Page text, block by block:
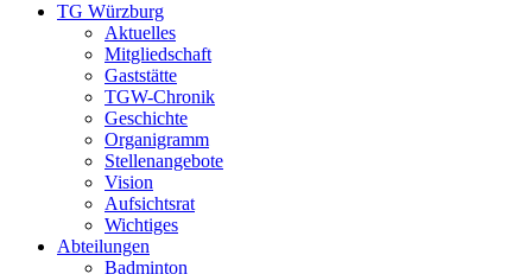
TG Würzburg
Aktuelles
Mitgliedschaft
Gaststätte
TGW-Chronik
Geschichte
Organigramm
Stellenangebote
Vision
Aufsichtsrat
Wichtiges
Abteilungen
Badminton